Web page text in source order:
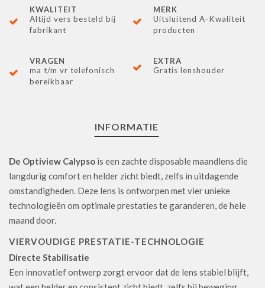
KWALITEIT
Altijd vers besteld bij
fabrikant
MERK
Uitsluitend A-Kwaliteit
producten
VRAGEN
ma t/m vr telefonisch
bereikbaar
EXTRA
Gratis lenshouder
INFORMATIE
De Optiview Calypso is een zachte disposable maandlens die
langdurig comfort en helder zicht biedt, zelfs in uitdagende
omstandigheden. Deze lens is ontworpen met vier unieke
technologieën om optimale prestaties te garanderen, de hele
maand door.
VIERVOUDIGE PRESTATIE-TECHNOLOGIE
Directe Stabilisatie
Een innovatief ontwerp zorgt ervoor dat de lens stabiel blijft,